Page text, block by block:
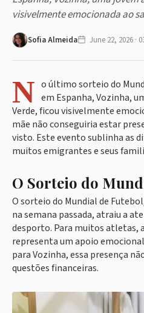
visivelmente emocionada ao
Sofia Almeida June 22, 2026 ·
N o último sorteio do
em Espanha, Vozinha,
Verde, ficou visivelmente
mãe não conseguiria estar
visto. Este evento sublinha as
muitos emigrantes e seus
O Sorteio do
O sorteio do Mundial de
na semana passada, atraiu a
desporto. Para muitos atletas,
representa um apoio
para Vozinha, essa presença
questões financeiras.